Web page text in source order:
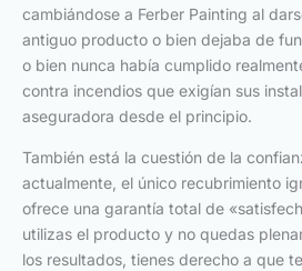
cambiándose a Ferber Painting al
antiguo producto o bien dejaba de
o bien nunca había cumplido
contra incendios que exigían sus
aseguradora desde el principio.
También está la cuestión de la
actualmente, el único recubrimiento
ofrece una garantía total de
utilizas el producto y no quedas
los resultados, tienes derecho a que